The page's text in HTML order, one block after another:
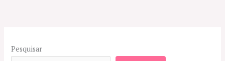
Pesquisar